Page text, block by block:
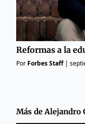
Reformas a la
Por Forbes Staff|
Más deAlejandro